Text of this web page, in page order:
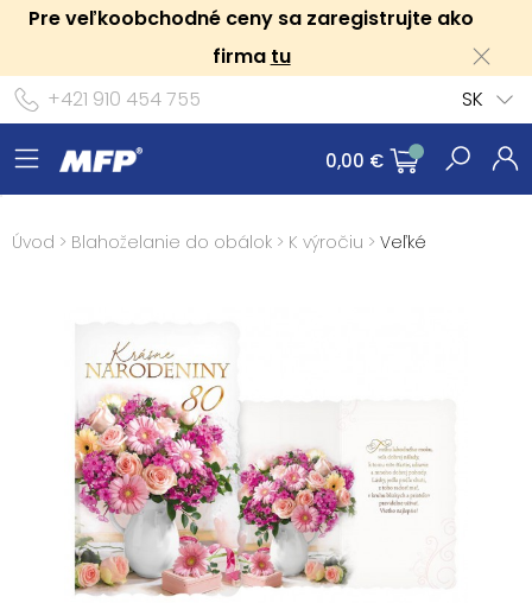
Pre veľkoobchodné ceny sa zaregistrujte ako
firma tu
+421 910 454 755
SK
0,00 €
Úvod > Blahoželanie do obálok > K výročiu > Veľké